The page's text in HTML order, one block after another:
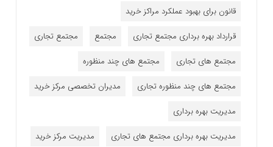
قانون برای بهبود عملکرد مراکز خرید
قرارداد بهره برداری مجتمع تجاری
مجتمع
مجتمع تجاری
مجتمع های تجاری
مجتمع های چند منظوره
مجتمع های چند منظوره تجاری
مدیران تخصصی مرکز خرید
مدیریت بهره برداری
مدیریت بهره برداری مجتمع های تجاری
مدیریت مرکز خرید